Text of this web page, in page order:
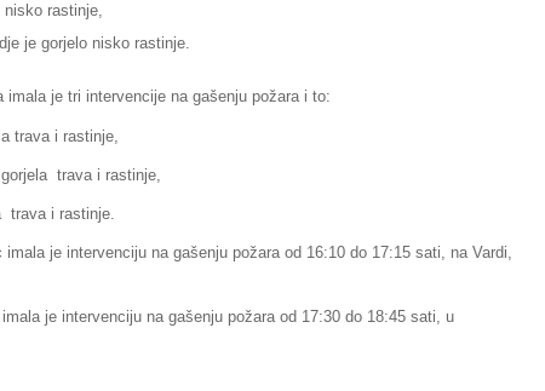
nisko rastinje,
je gorjelo nisko rastinje.
imala je tri intervencije na gašenju požara i to:
trava i rastinje,
trava i rastinje,
trava i rastinje.
je intervenciju na gašenju požara od 16:10 do 17:15 sati, na Vardi,
je intervenciju na gašenju požara od 17:30 do 18:45 sati, u